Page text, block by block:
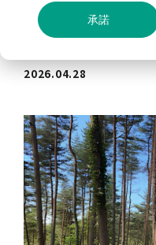
承諾
お知らせ プレスリリース
2026.04.28